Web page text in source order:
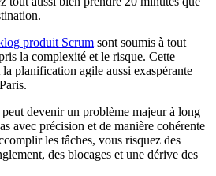
produit Scrum sont soumis à tout
la complexité et le risque. Cette
planification agile aussi exaspérante
devenir un problème majeur à long
avec précision et de manière cohérente
les tâches, vous risquez des
des blocages et une dérive des